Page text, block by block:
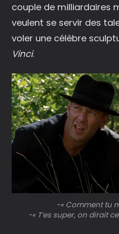
couple de milliardaires
veulent se servir des
voler une célèbre
Vinci.
-« Comment tu
-« T’es super, on dirait